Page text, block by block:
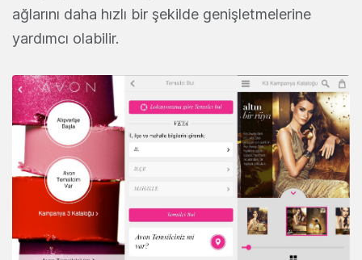
ağlarını daha hızlı bir şekilde genişletmelerine
yardımcı olabilir.